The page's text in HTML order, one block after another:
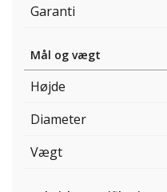
Garanti
Mål og vægt
Højde
Diameter
Vægt